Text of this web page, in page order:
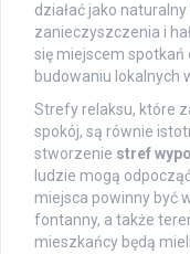
działać jako
zanieczyszczenia i
się miejscem spotkań
budowaniu lokalnych
Strefy relaksu, które
spokój, są równie
stworzenie stref
ludzie mogą
miejsca powinny być
fontanny, a także
mieszkańcy będą